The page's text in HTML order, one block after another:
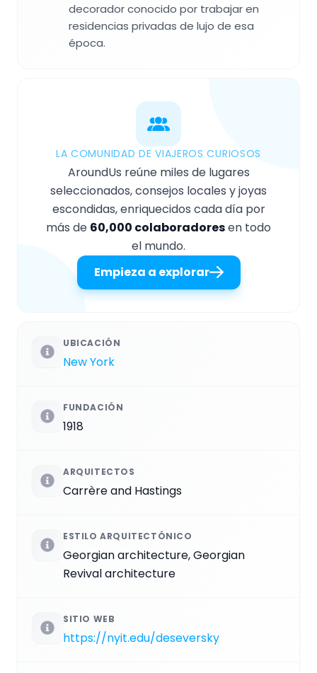
decorador conocido por trabajar en
residencias privadas de lujo de esa
época.
LA COMUNIDAD DE VIAJEROS CURIOSOS
AroundUs reúne miles de lugares
seleccionados, consejos locales y joyas
escondidas, enriquecidos cada día por
más de 60,000 colaboradoresen todo
el mundo.
Empieza a explorar
UBICACIÓN
New York
FUNDACIÓN
1918
ARQUITECTOS
Carrère and Hastings
ESTILO ARQUITECTÓNICO
Georgian architecture, Georgian
Revival architecture
SITIO WEB
https://nyit.edu/deseversky